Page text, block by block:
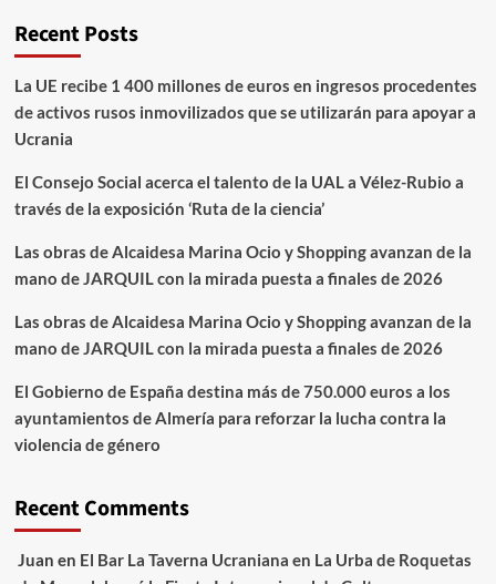
Recent Posts
La UE recibe 1 400 millones de euros en ingresos procedentes
de activos rusos inmovilizados que se utilizarán para apoyar a
Ucrania
El Consejo Social acerca el talento de la UAL a Vélez-Rubio a
través de la exposición ‘Ruta de la ciencia’
Las obras de Alcaidesa Marina Ocio y Shopping avanzan de la
mano de JARQUIL con la mirada puesta a finales de 2026
Las obras de Alcaidesa Marina Ocio y Shopping avanzan de la
mano de JARQUIL con la mirada puesta a finales de 2026
El Gobierno de España destina más de 750.000 euros a los
ayuntamientos de Almería para reforzar la lucha contra la
violencia de género
Recent Comments
Juan en El Bar La Taverna Ucraniana en La Urba de Roquetas